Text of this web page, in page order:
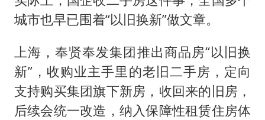
城市也早已围着“以旧换新”做文章。
上海，奉贤奉发集团推出商品房“以旧换
新”，收购业主手里的老旧二手房，定向
支持购买集团旗下新房，收回来的旧房，
后续会统一改造，纳入保障性租赁住房体